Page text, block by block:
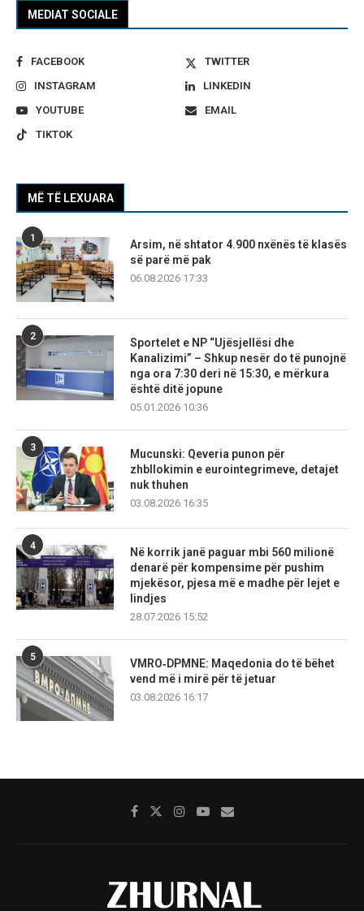
MEDIAT SOCIALE
FACEBOOK
TWITTER
INSTAGRAM
LINKEDIN
YOUTUBE
EMAIL
TIKTOK
MË TË LEXUARA
1
Arsim, në shtator 4.900 nxënës të klasës
së parë më pak
06.08.2026 17:33
2
Sportelet e NP “Ujësjellësi dhe
Kanalizimi” – Shkup nesër do të punojnë
nga ora 7:30 deri në 15:30, e mërkura
është ditë jopune
05.01.2026 10:36
3
Mucunski: Qeveria punon për
zhbllokimin e eurointegrimeve, detajet
nuk thuhen
03.08.2026 16:35
4
Në korrik janë paguar mbi 560 milionë
denarë për kompensime për pushim
mjekësor, pjesa më e madhe për lejet e
lindjes
28.07.2026 15:52
5
VMRO‑DPMNE: Maqedonia do të bëhet
vend më i mirë për të jetuar
03.08.2026 16:17